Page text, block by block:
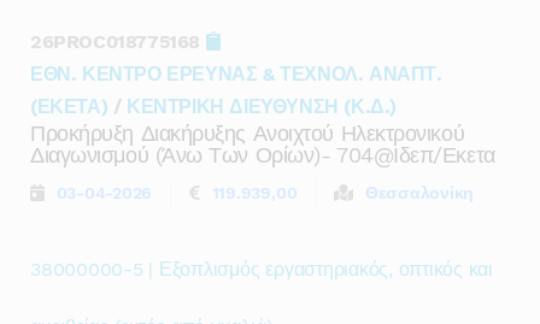
26PROC018775168
ΕΘΝ. ΚΕΝΤΡΟ ΕΡΕΥΝΑΣ & ΤΕΧΝΟΛ. ΑΝΑΠΤ.
(ΕΚΕΤΑ) / ΚΕΝΤΡΙΚΗ ΔΙΕΥΘΥΝΣΗ (Κ.Δ.)
Προκήρυξη Διακήρυξης Ανοιχτού Ηλεκτρονικού
Διαγωνισμού (άνω Των Ορίων)- 704@ιδεπ/εκετα
03-04-2026 119.939,00 Θεσσαλονίκη
38000000-5 | Εξοπλισμός εργαστηριακός, οπτικός και